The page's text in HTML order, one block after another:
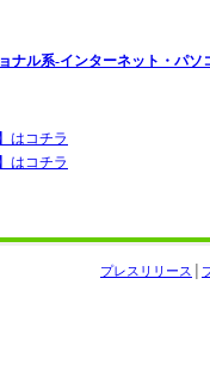
ナル系-インターネット・パソ
はコチラ
はコチラ
プレスリリース